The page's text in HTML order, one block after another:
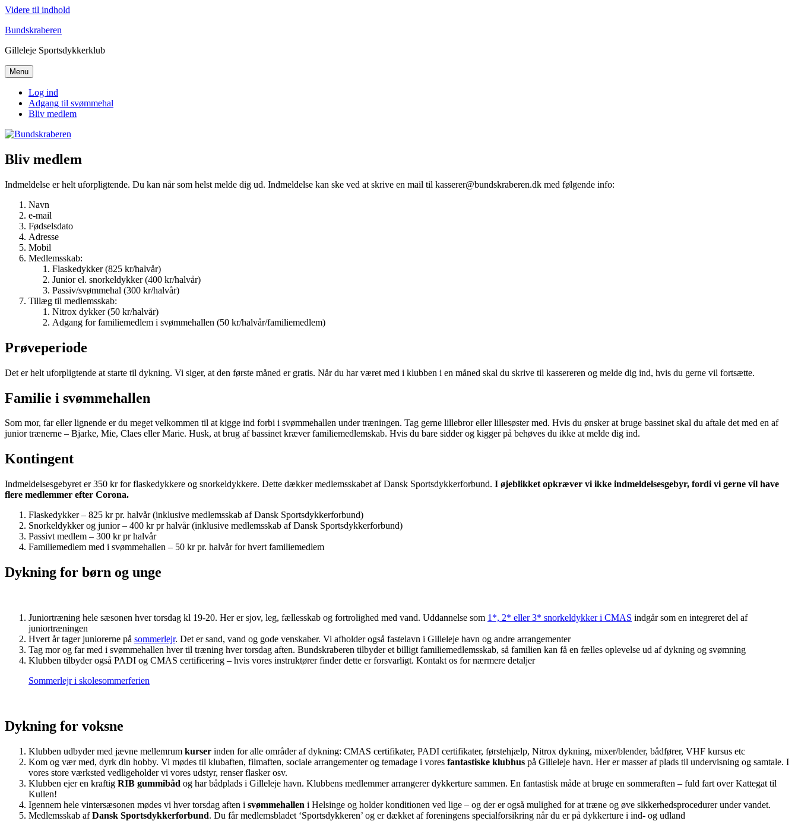
Videre til indhold
Bundskraberen
Gilleleje Sportsdykkerklub
Menu
Log ind
Adgang til svømmehal
Bliv medlem
Bliv medlem
Indmeldelse er helt uforpligtende. Du kan når som helst melde dig ud. Indmeldelse kan ske ved at skrive en mail til kasserer@bundskraberen.dk med følgende info:
Navn
e-mail
Fødselsdato
Adresse
Mobil
Medlemsskab:
Flaskedykker (825 kr/halvår)
Junior el. snorkeldykker (400 kr/halvår)
Passiv/svømmehal (300 kr/halvår)
Tillæg til medlemsskab:
Nitrox dykker (50 kr/halvår)
Adgang for familiemedlem i svømmehallen (50 kr/halvår/familiemedlem)
Prøveperiode
Det er helt uforpligtende at starte til dykning. Vi siger, at den første måned er gratis. Når du har været med i klubben i en måned skal du skrive til kassereren og melde dig ind, hvis du gerne vil fortsætte.
Familie i svømmehallen
Som mor, far eller lignende er du meget velkommen til at kigge ind forbi i svømmehallen under træningen. Tag gerne lillebror eller lillesøster med. Hvis du ønsker at bruge bassinet skal du aftale det med en af
junior trænerne – Bjarke, Mie, Claes eller Marie. Husk, at brug af bassinet kræver familiemedlemskab. Hvis du bare sidder og kigger på behøves du ikke at melde dig ind.
Kontingent
Indmeldelsesgebyret er 350 kr for flaskedykkere og snorkeldykkere. Dette dækker medlemsskabet af Dansk Sportsdykkerforbund. I øjeblikket opkræver vi ikke indmeldelsesgebyr, fordi vi gerne vil have
flere medlemmer efter Corona.
Flaskedykker – 825 kr pr. halvår (inklusive medlemsskab af Dansk Sportsdykkerforbund)
Snorkeldykker og junior – 400 kr pr halvår (inklusive medlemsskab af Dansk Sportsdykkerforbund)
Passivt medlem – 300 kr pr halvår
Familiemedlem med i svømmehallen – 50 kr pr. halvår for hvert familiemedlem
Dykning for børn og unge
Juniortræning hele sæsonen hver torsdag kl 19-20. Her er sjov, leg, fællesskab og fortrolighed med vand. Uddannelse som 1*, 2* eller 3* snorkeldykker i CMAS indgår som en integreret del af
juniortræningen
Hvert år tager juniorerne på sommerlejr. Det er sand, vand og gode venskaber. Vi afholder også fastelavn i Gilleleje havn og andre arrangementer
Tag mor og far med i svømmehallen hver til træning hver torsdag aften. Bundskraberen tilbyder et billigt familiemedlemsskab, så familien kan få en fælles oplevelse ud af dykning og svømning
Klubben tilbyder også PADI og CMAS certificering – hvis vores instruktører finder dette er forsvarligt. Kontakt os for nærmere detaljer
Sommerlejr i skolesommerferien
Dykning for voksne
Klubben udbyder med jævne mellemrum kurser inden for alle områder af dykning: CMAS certifikater, PADI certifikater, førstehjælp, Nitrox dykning, mixer/blender, bådfører, VHF kursus etc
Kom og vær med, dyrk din hobby. Vi mødes til klubaften, filmaften, sociale arrangementer og temadage i vores fantastiske klubhus på Gilleleje havn. Her er masser af plads til undervisning og samtale. I
vores store værksted vedligeholder vi vores udstyr, renser flasker osv.
Klubben ejer en kraftig RIB gummibåd og har bådplads i Gilleleje havn. Klubbens medlemmer arrangerer dykkerture sammen. En fantastisk måde at bruge en sommeraften – fuld fart over Kattegat til
Kullen!
Igennem hele vintersæsonen mødes vi hver torsdag aften i svømmehallen i Helsinge og holder konditionen ved lige – og der er også mulighed for at træne og øve sikkerhedsprocedurer under vandet.
Medlemsskab afDansk Sportsdykkerforbund. Du får medlemsbladet ‘Sportsdykkeren’ og er dækket af foreningens specialforsikring når du er på dykkerture i ind- og udland